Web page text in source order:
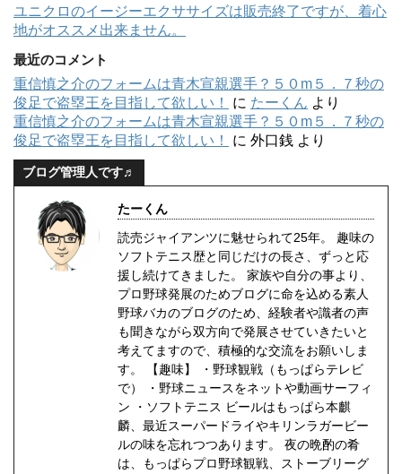
ユニクロのイージーエクササイズは販売終了ですが、着心
地がオススメ出来ません。
最近のコメント
重信慎之介のフォームは青木宣親選手？５０m５．７秒の
俊足で盗塁王を目指して欲しい！
に たーくん より
重信慎之介のフォームは青木宣親選手？５０m５．７秒の
俊足で盗塁王を目指して欲しい！
に 外口銭 より
ブログ管理人です♬
たーくん
読売ジャイアンツに魅せられて25年。 趣味の
ソフトテニス歴と同じだけの長さ、ずっと応
援し続けてきました。 家族や自分の事より、
プロ野球発展のためブログに命を込める素人
野球バカのブログのため、経験者や識者の声
も聞きながら双方向で発展させていきたいと
考えてますので、積極的な交流をお願いしま
す。 【趣味】 ・野球観戦（もっぱらテレビ
で） ・野球ニュースをネットや動画サーフィ
ン ・ソフトテニス ビールはもっぱら本麒
麟、最近スーパードライやキリンラガービー
ルの味を忘れつつあります。 夜の晩酌の肴
は、もっぱらプロ野球観戦、ストーブリーグ